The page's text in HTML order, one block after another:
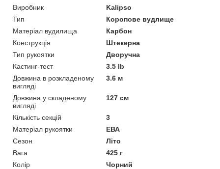
Виробник
Kalipso
Тип
Коропове вудлище
Матеріал вудилища
Карбон
Конструкція
Штекерна
Тип рукоятки
Дворучна
Кастинг-тест
3.5 lb
Довжина в розкладеному
вигляді
3.6 м
Довжина у складеному
вигляді
127 см
Кількість секцій
3
Матеріал рукоятки
ЕВА
Сезон
Літо
Вага
425 г
Колір
Чорний